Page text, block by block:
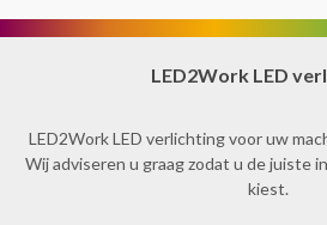
LED2Work LED
LED2Work LED verlichting voor uw
Wij adviseren u graag zodat u de juiste
kiest.